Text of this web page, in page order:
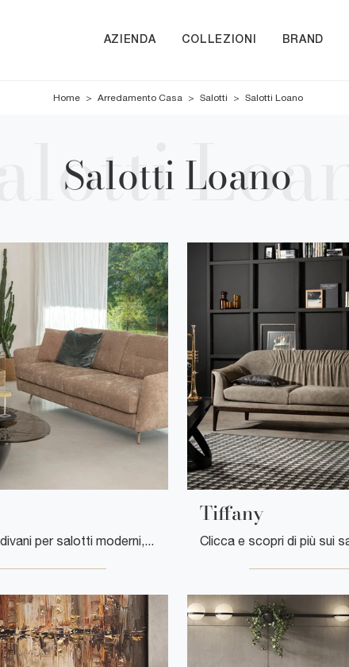
AZIENDA COLLEZIONI BRAND
Home > Arredamento Casa > Salotti > Salotti Loano
Salotti Loano
Se desideri divani per salotti moderni, clicca e leggi di più sul modello Milo in tessuto della firma Tonin Casa.
Tiffany